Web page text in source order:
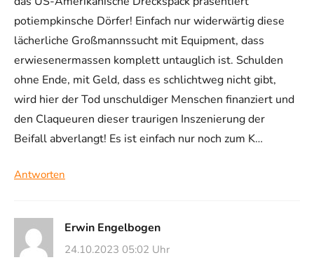
potiempkinsche Dörfer! Einfach nur widerwärtig diese
lächerliche Großmannssucht mit Equipment, dass
erwiesenermassen komplett untauglich ist. Schulden
ohne Ende, mit Geld, dass es schlichtweg nicht gibt,
wird hier der Tod unschuldiger Menschen finanziert und
den Claqueuren dieser traurigen Inszenierung der
Beifall abverlangt! Es ist einfach nur noch zum K…
Antworten
Erwin Engelbogen
24.10.2023 05:02 Uhr